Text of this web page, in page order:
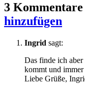
3 Kommentare
hinzufügen
Ingrid sagt:
Das finde ich aber
kommt und
Liebe Grüße,